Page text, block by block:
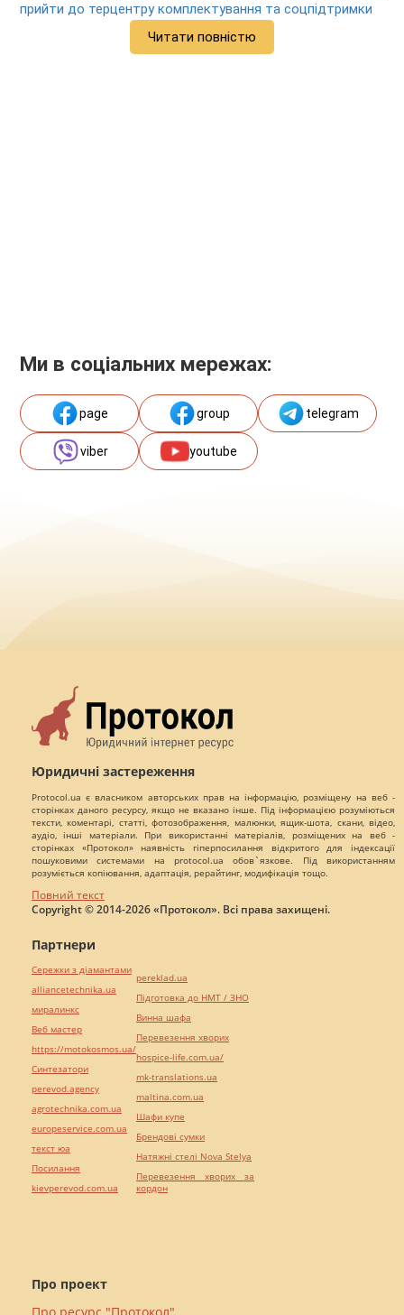
прийти до терцентру комплектування та соцпідтримки
Читати повністю
Ми в соціальних мережах:
page group telegram
viber youtube
Юридичні застереження
Protocol.ua є власником авторських прав на інформацію, розміщену на веб -
сторінках даного ресурсу, якщо не вказано інше. Під інформацією розуміються
тексти, коментарі, статті, фотозображення, малюнки, ящик-шота, скани, відео,
аудіо, інші матеріали. При використанні матеріалів, розміщених на веб -
сторінках «Протокол» наявність гіперпосилання відкритого для індексації
пошуковими системами на protocol.ua обов`язкове. Під використанням
розуміється копіювання, адаптація, рерайтинг, модифікація тощо.
Повний текст
Copyright © 2014-2026 «Протокол». Всі права захищені.
Про проект
Партнери
Сережки з діамантами
alliancetechnika.ua
миралинкс
Веб мастер
https://motokosmos.ua/
Синтезатори
perevod.agency
agrotechnika.com.ua
europeservice.com.ua
текст юа
Посилання
kievperevod.com.ua
pereklad.ua
Підготовка до НМТ / ЗНО
Винна шафа
Перевезення хворих
hospice-life.com.ua/
mk-translations.ua
maltina.com.ua
Шафи купе
Брендові сумки
Натяжні стелі Nova Stelya
Перевезення хворих за
кордон